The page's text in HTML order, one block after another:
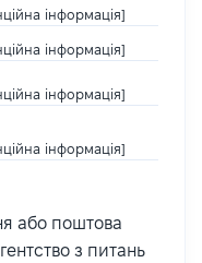
інформація]
інформація]
інформація]
інформація]
або поштова
з питань